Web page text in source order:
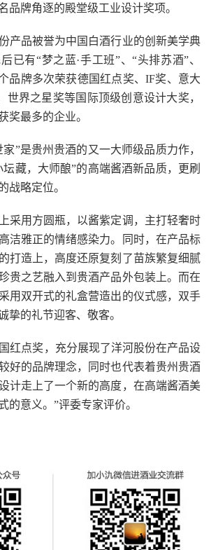
品牌角逐的殿堂级工业设计奖项。
产品被誉为中国白酒行业的创新美学典
已有“梦之蓝·手工班”、“头排苏酒”、
品牌多次荣获德国红点奖、IF奖、意大
世界之星奖等国际顶级创意设计大奖，
奖最多的企业。
”是贵州贵酒的又一大师级品质力作，
藏，大师酿”的高端酱酒新品质，更刷
战略定位。
采用方圆瓶，以酱紫定调，主打轻奢时
洁雅正的情绪感染力。同时，在产品标
打造上，高度还原复刻了苗族繁复细腻
贵之艺融入到贵酒产品外包装上。而在
用双开式的礼盒营造出的仪式感，双手
挚的礼节迎客、敬客。
红点奖，充分展现了洋河股份在产品设
好的品牌理念，同时也代表着贵州贵酒
计走上了一个新的高度，在高端酱酒美
的意义。”评委专家评价。